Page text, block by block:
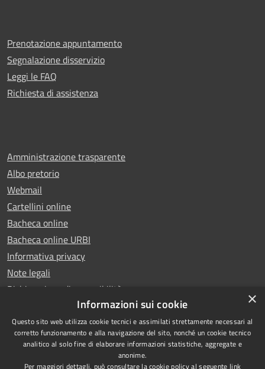
Prenotazione appuntamento
Segnalazione disservizio
Leggi le FAQ
Richiesta di assistenza
Amministrazione trasparente
Albo pretorio
Webmail
Cartellini online
Bacheca online
Bacheca online URBI
Informativa privacy
Note legali
Dichiarazione di accessibilità
RSS
Accessibilità
Copyright © 2025 Comune di
Ariano Irpino
×
Informazioni sui cookie
Questo sito web utilizza cookie tecnici e assimilati strettamente necessari al
corretto funzionamento e alla navigazione del sito, nonché un cookie tecnico
analitico al solo fine di elaborare informazioni statistiche, aggregate e
anonime.
Per maggiori dettagli, può consultare la cookie policy al seguente link